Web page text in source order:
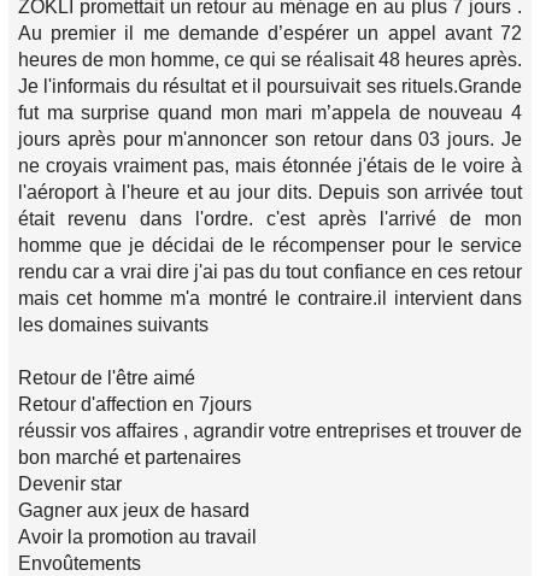
ZOKLI promettait un retour au ménage en au plus 7 jours .
Au premier il me demande d’espérer un appel avant 72
heures de mon homme, ce qui se réalisait 48 heures après.
Je l'informais du résultat et il poursuivait ses rituels.Grande
fut ma surprise quand mon mari m’appela de nouveau 4
jours après pour m'annoncer son retour dans 03 jours. Je
ne croyais vraiment pas, mais étonnée j'étais de le voire à
l'aéroport à l'heure et au jour dits. Depuis son arrivée tout
était revenu dans l'ordre. c'est après l'arrivé de mon
homme que je décidai de le récompenser pour le service
rendu car a vrai dire j'ai pas du tout confiance en ces retour
mais cet homme m'a montré le contraire.il intervient dans
les domaines suivants
Retour de l'être aimé
Retour d'affection en 7jours
réussir vos affaires , agrandir votre entreprises et trouver de
bon marché et partenaires
Devenir star
Gagner aux jeux de hasard
Avoir la promotion au travail
Envoûtements